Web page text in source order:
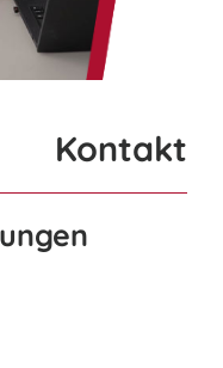
Kontakt